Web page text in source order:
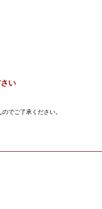
い
でご了承ください。